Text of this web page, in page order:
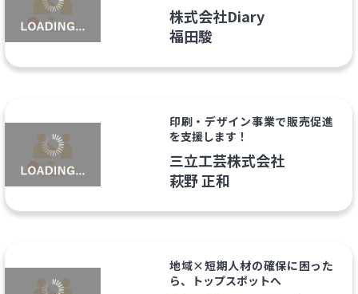
株式会社Diary
福田駿
印刷・デザイン事業で販売促進
を支援します！
三立工芸株式会社
萩野 正和
地域×短期人材の確保に困った
ら、トップスポットへ